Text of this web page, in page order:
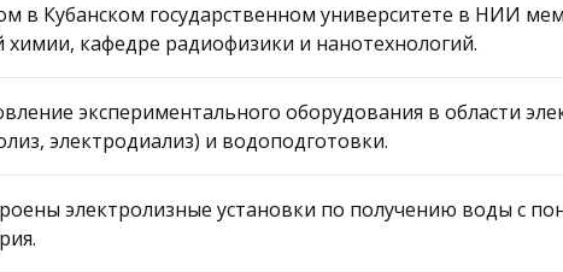
в Кубанском государственном университете в НИИ
химии, кафедре радиофизики и нанотехнологий.
экспериментального оборудования в области
электродиализ) и водоподготовки.
электролизные установки по получению воды с